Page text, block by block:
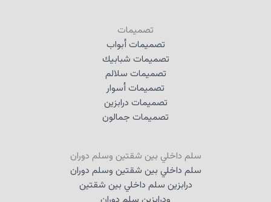
تصميمات
تصميمات أبواب
تصميمات شبابيك
تصميمات سلالم
تصميمات أسوار
تصميمات درابزين
تصميمات جمالون
سلم داخلي بين شقتين وسلم دوران
سلم داخلي بين شقتين وسلم دوران
درابزين سلم داخلي بين شقتين